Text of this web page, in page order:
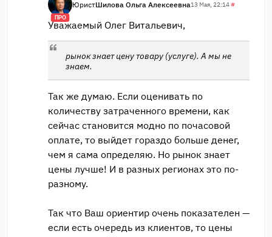
ПРО
ЮристШилова Ольга Алексеевна13 Мая, 22:14#
Уважаемый Олег Витальевич,
рынок знает цену товару (услуге). А мы не
знаем.
Так же думаю. Если оценивать по
количеству затраченного времени, как
сейчас становится модно по почасовой
оплате, то выйдет гораздо больше денег,
чем я сама определяю. Но рынок знает
цены лучше! И в разных регионах это по-
разному.
Так что Ваш ориентир очень показателен —
если есть очередь из клиентов, то цены